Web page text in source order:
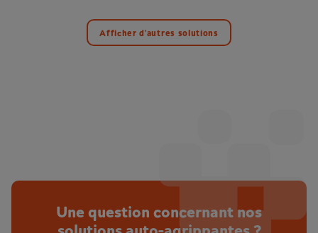
Afficher d'autres solutions
Une question concernant nos